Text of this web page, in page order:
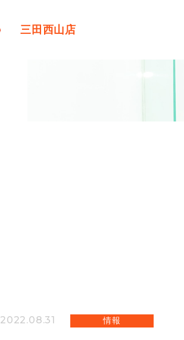
三田西山店
2022.08.31 情報